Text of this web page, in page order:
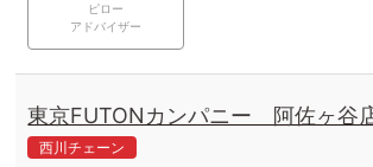
ピロー
アドバイザー
東京FUTONカンパニー 阿佐ヶ谷
西川チェーン